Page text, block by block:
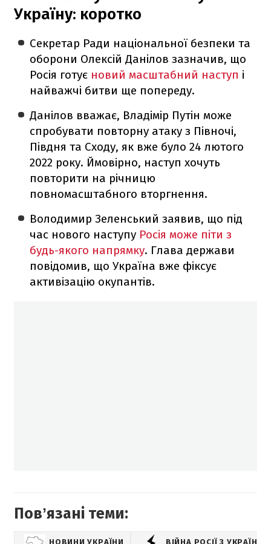
Україну: коротко
Секретар Ради національної безпеки та
оборони Олексій Данілов зазначив, що
Росія готує новий масштабний наступ і
найважчі битви ще попереду.
Данілов вважає, Владімір Путін може
спробувати повторну атаку з Півночі,
Півдня та Сходу, як вже було 24 лютого
2022 року. Ймовірно, наступ хочуть
повторити на річницю
повномасштабного вторгнення.
Володимир Зеленський заявив, що під
час нового наступу Росія може піти з
будь-якого напрямку. Глава держави
повідомив, що Україна вже фіксує
активізацію окупантів.
Повʼязані теми:
НОВИНИ УКРАЇНИ ВІЙНА РОСІЇ З